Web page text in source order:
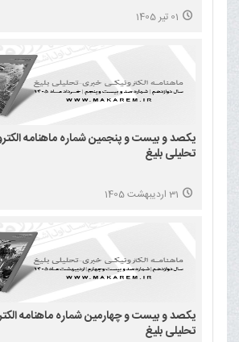
01 تیر 1405
یکصد و بیست و پنجمین شماره ماهنامه
تحلیلی بلیغ
31 اردیبهشت 1405
یکصد و بیست و چهارمین شماره ماهنامه
تحلیلی بلیغ